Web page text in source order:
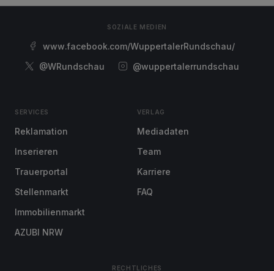
SOZIALE MEDIEN
www.facebook.com/WuppertalerRundschau/
@WRundschau
@wuppertalerrundschau
SERVICES
Reklamation
Inserieren
Trauerportal
Stellenmarkt
Immobilienmarkt
AZUBI NRW
VERLAG
Mediadaten
Team
Karriere
FAQ
RECHTLICHES